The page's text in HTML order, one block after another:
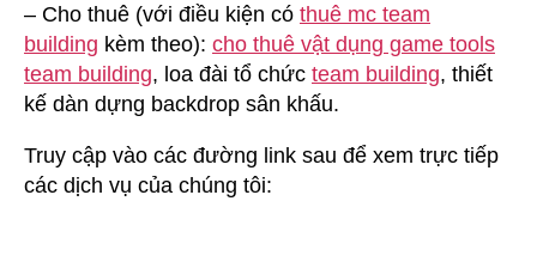
– Cho thuê (với điều kiện có thuê mc team
building kèm theo): cho thuê vật dụng game tools
team building, loa đài tổ chức team building, thiết
kế dàn dựng backdrop sân khấu.
Truy cập vào các đường link sau để xem trực tiếp
các dịch vụ của chúng tôi: